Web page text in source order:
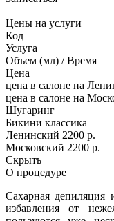
Цены на услуги
Код
Услуга
Объем (мл) / Время
Цена
цена в салоне на
цена в салоне на
Шугаринг
Бикини классика
Ленинский 2200 р.
Московский 2200 р.
Скрыть
О процедуре
Сахарная депиляция
избавления от